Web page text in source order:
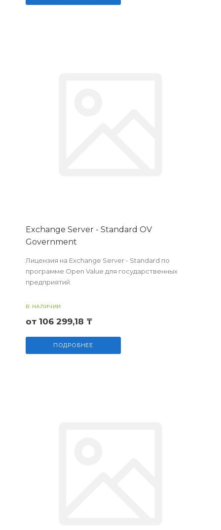
Exchange Server - Standard OV
Government
Лицензия на Exchange Server - Standard по
программе Open Value для государственных
предприятий.
В НАЛИЧИИ
от 106 299,18 ₸
ПОДРОБНЕЕ